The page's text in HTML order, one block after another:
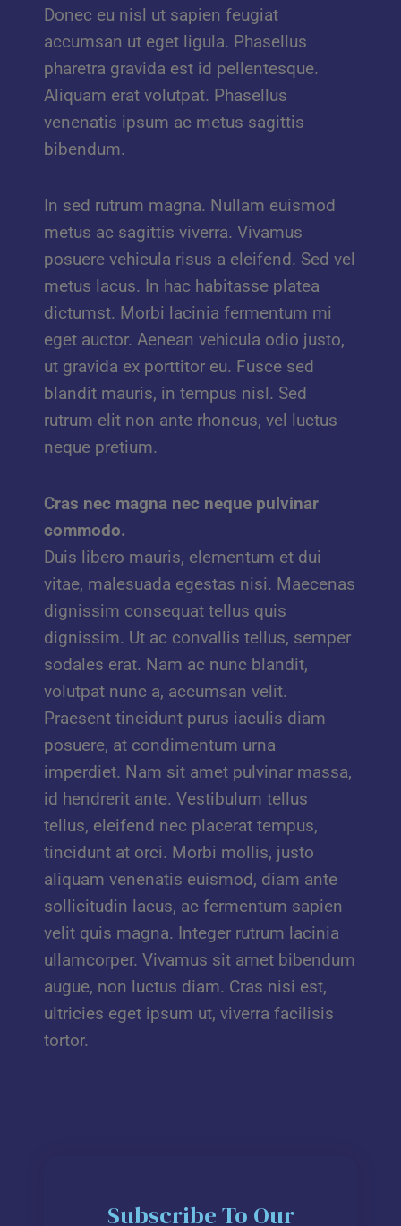
Donec eu nisl ut sapien feugiat
accumsan ut eget ligula. Phasellus
pharetra gravida est id pellentesque.
Aliquam erat volutpat. Phasellus
venenatis ipsum ac metus sagittis
bibendum.
In sed rutrum magna. Nullam euismod
metus ac sagittis viverra. Vivamus
posuere vehicula risus a eleifend. Sed vel
metus lacus. In hac habitasse platea
dictumst. Morbi lacinia fermentum mi
eget auctor. Aenean vehicula odio justo,
ut gravida ex porttitor eu. Fusce sed
blandit mauris, in tempus nisl. Sed
rutrum elit non ante rhoncus, vel luctus
neque pretium.
Cras nec magna nec neque pulvinar
commodo.
Duis libero mauris, elementum et dui
vitae, malesuada egestas nisi. Maecenas
dignissim consequat tellus quis
dignissim. Ut ac convallis tellus, semper
sodales erat. Nam ac nunc blandit,
volutpat nunc a, accumsan velit.
Praesent tincidunt purus iaculis diam
posuere, at condimentum urna
imperdiet. Nam sit amet pulvinar massa,
id hendrerit ante. Vestibulum tellus
tellus, eleifend nec placerat tempus,
tincidunt at orci. Morbi mollis, justo
aliquam venenatis euismod, diam ante
sollicitudin lacus, ac fermentum sapien
velit quis magna. Integer rutrum lacinia
ullamcorper. Vivamus sit amet bibendum
augue, non luctus diam. Cras nisi est,
ultricies eget ipsum ut, viverra facilisis
tortor.
Subscribe To Our